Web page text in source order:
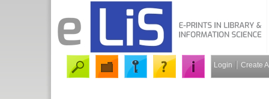
Login Create